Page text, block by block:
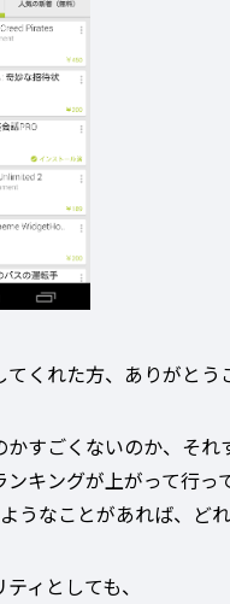
くれた方、ありがとう
かすごくないのか、それ
キングが上がって行って
うなことがあれば、ど
ィとしても、